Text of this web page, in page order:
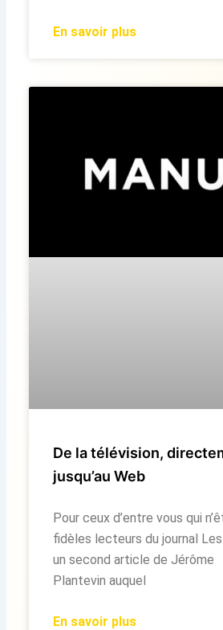
En savoir plus
De la télévision,
jusqu’au Web
Pour ceux d’entre vous qui
fidèles lecteurs du journal
un second article de Jérôme
Plantevin auquel
En savoir plus